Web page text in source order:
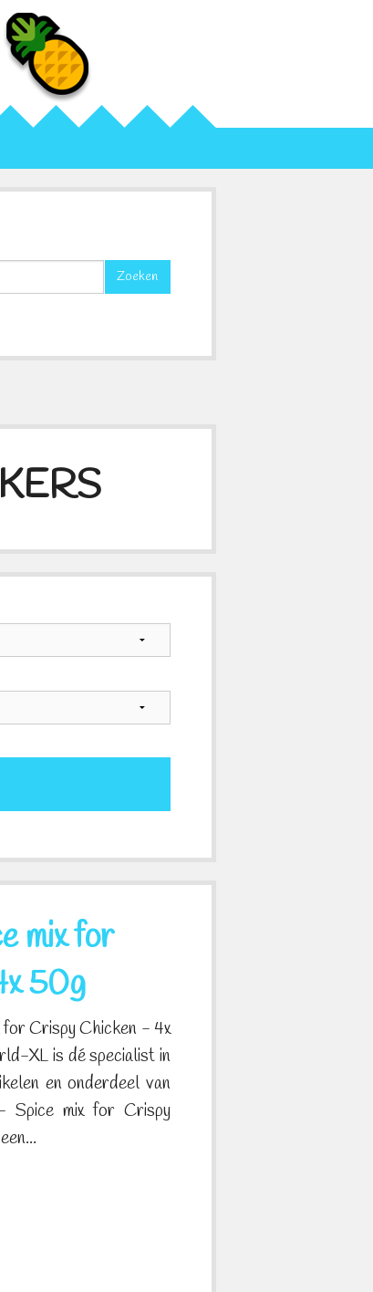
Zoeken
mix for
50g
for Crispy Chicken - 4x
XL is dé specialist in
en onderdeel van
Spice mix for Crispy